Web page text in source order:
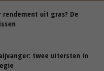
rendement uit gras? De
twee uitersten in